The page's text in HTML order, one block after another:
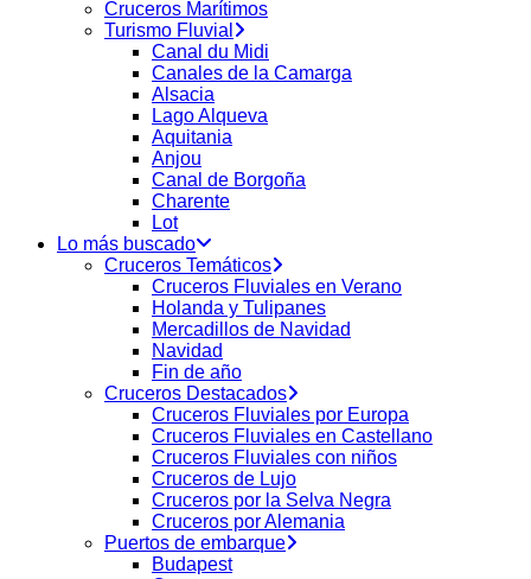
Cruceros Marítimos
Turismo Fluvial
Canal du Midi
Canales de la Camarga
Alsacia
Lago Alqueva
Aquitania
Anjou
Canal de Borgoña
Charente
Lot
Lo más buscado
Cruceros Temáticos
Cruceros Fluviales en Verano
Holanda y Tulipanes
Mercadillos de Navidad
Navidad
Fin de año
Cruceros Destacados
Cruceros Fluviales por Europa
Cruceros Fluviales en Castellano
Cruceros Fluviales con niños
Cruceros de Lujo
Cruceros por la Selva Negra
Cruceros por Alemania
Puertos de embarque
Budapest